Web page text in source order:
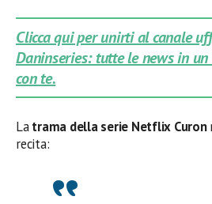
Clicca qui per unirti al canale
Daninseries: tutte le news in
con te.
Latrama della serie Netflix Curon
recita: